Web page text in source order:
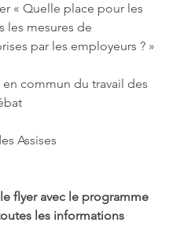
« Quelle place pour les
les mesures de
par les employeurs ? »
commun du travail des
Assises
flyer avec le programme
les informations